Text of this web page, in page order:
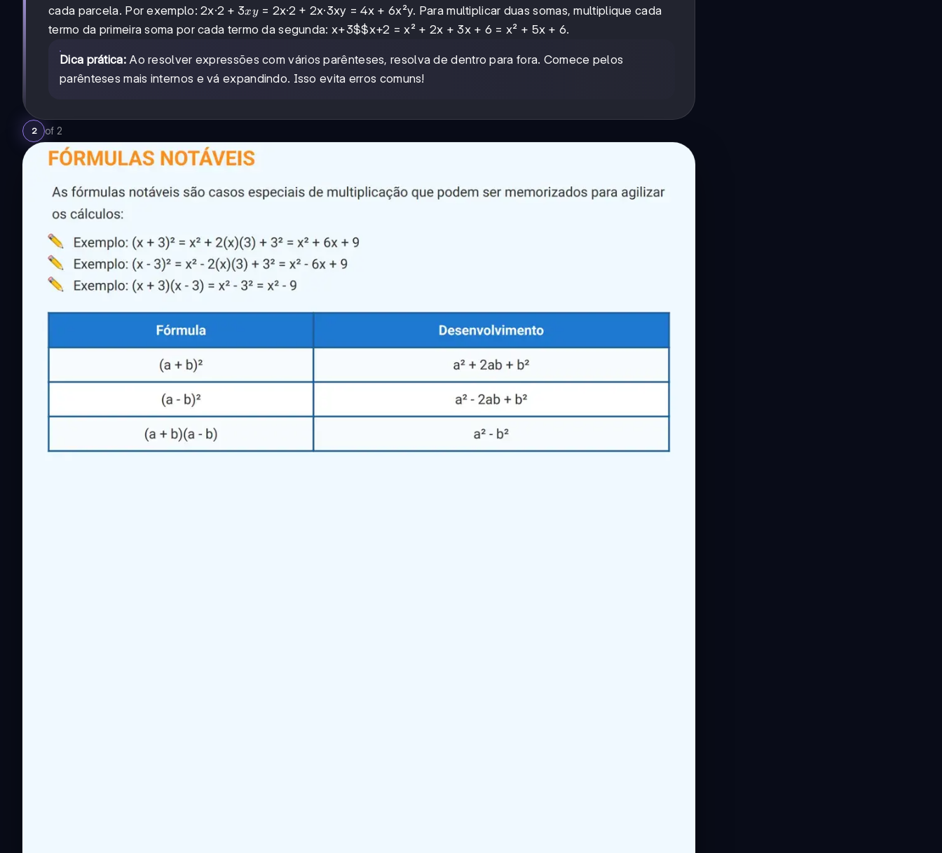
cada parcela. Por exemplo: 2x·2+3xy
2 + 3xy= 2x·2 + 2x·3xy = 4x + 6x²y. Para multiplicar duas somas, multiplique cada
termo da primeira soma por cada termo da segunda: x+3$$x+2 = x² + 2x + 3x + 6 = x² + 5x + 6.
Dica prática:Ao resolver expressões com vários parênteses, resolva de dentro para fora. Comece pelos
parênteses mais internos e vá expandindo. Isso evita erros comuns!
2 of 2